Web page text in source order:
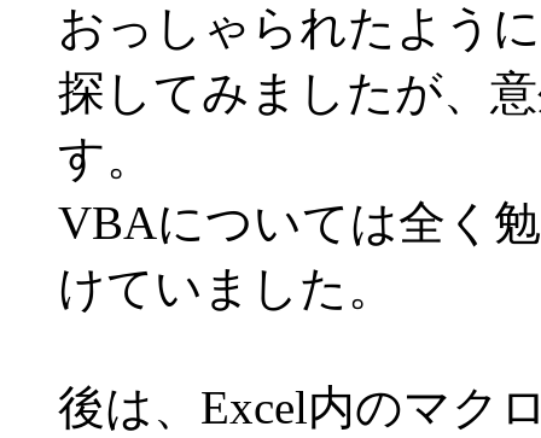
おっしゃられたよう
探してみましたが、
す。
VBAについては全く
けていました。
後は、Excel内のマク